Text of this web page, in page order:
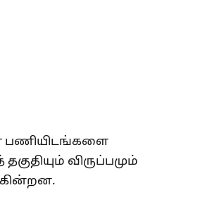
பணியிடங்களை
விருப்பமும்